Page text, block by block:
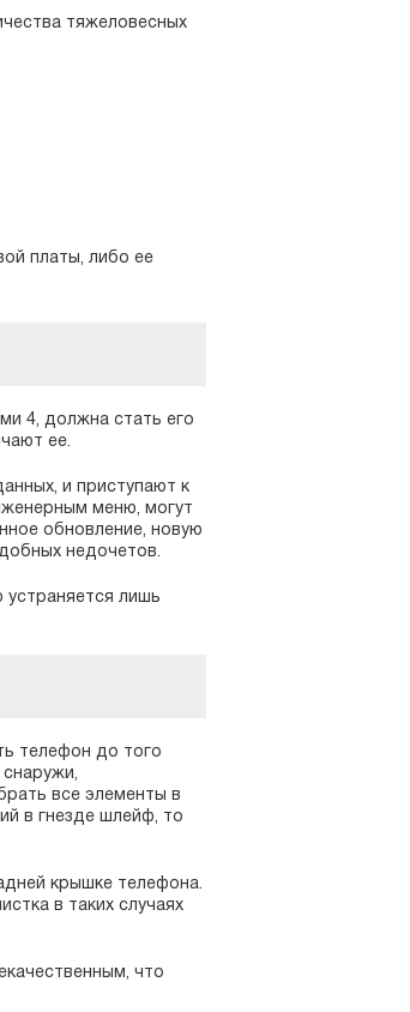
тяжеловесных
платы, либо ее
4, должна стать его
ее.
и приступают к
меню, могут
обновление, новую
недочетов.
лишь
телефон до того
все элементы в
в гнезде шлейф, то
крышке телефона.
в таких случаях
что